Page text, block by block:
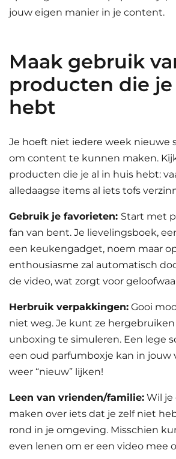
jouw eigen manier in je content.
Maak gebruik
producten die
hebt
Je hoeft niet iedere week nieuwe
om content te kunnen maken.
producten die je al in huis hebt:
alledaagse items al iets tofs
Gebruik je favorieten: Start met
fan van bent. Je lievelingsboek,
een keukengadget, noem maar
enthousiasme zal automatisch
de video, wat zorgt voor
Herbruik verpakkingen: Gooi
niet weg. Je kunt ze
unboxing te simuleren. Een lege
een oud parfumboxje kan in jouw
weer “nieuw” lijken!
Leen van vrienden/familie: Wil je
maken over iets dat je zelf niet
rond in je omgeving. Misschien
even lenen om er een video mee